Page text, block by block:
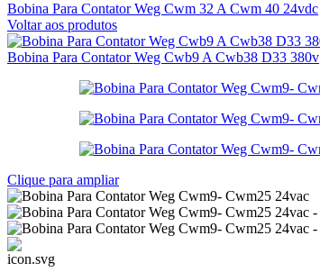
Bobina Para Contator Weg Cwm 32 A Cwm 40 24vdc
Voltar aos produtos
Bobina Para Contator Weg Cwb9 A Cwb38 D33 380v
Clique para ampliar